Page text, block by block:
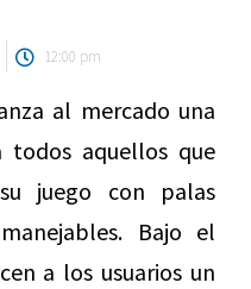
12:00 pm
al mercado una
todos aquellos que
juego con palas
Bajo el
a los usuarios un